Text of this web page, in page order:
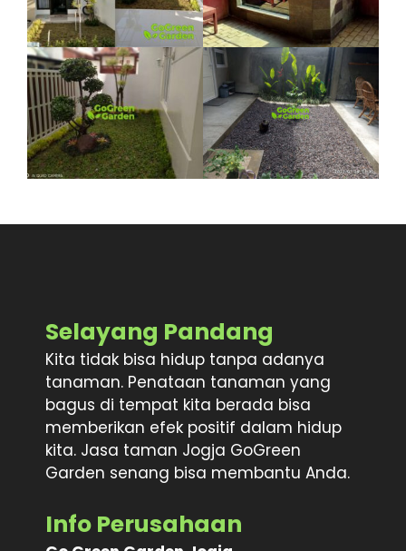
Selayang Pandang
Kita tidak bisa hidup tanpa adanya
tanaman. Penataan tanaman yang
bagus di tempat kita berada bisa
memberikan efek positif dalam hidup
kita. Jasa taman Jogja GoGreen
Garden senang bisa membantu Anda.
Info Perusahaan